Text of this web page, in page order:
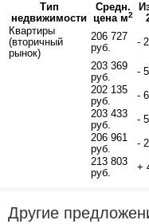
Тип
недвижимости
Средн.
цена м2
Квартиры
(вторичный
рынок)
206 727
руб.
-
203 369
руб.
-
202 135
руб.
-
203 433
руб.
-
206 961
руб.
-
213 803
руб.
+
Другие